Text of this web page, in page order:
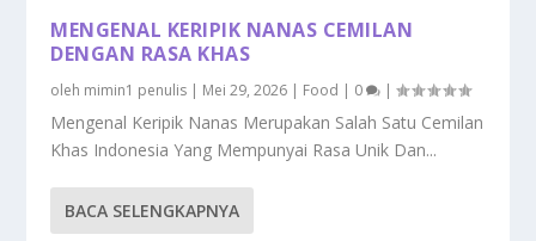
MENGENAL KERIPIK NANAS CEMILAN
DENGAN RASA KHAS
oleh mimin1 penulis | Mei 29, 2026 | Food | 0 |
Mengenal Keripik Nanas Merupakan Salah Satu Cemilan
Khas Indonesia Yang Mempunyai Rasa Unik Dan...
BACA SELENGKAPNYA